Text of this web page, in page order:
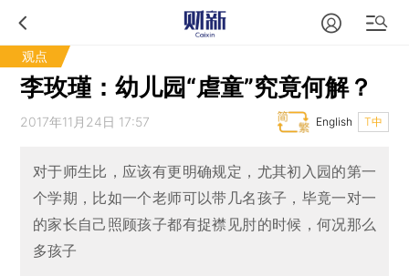
观点
李玫瑾：幼儿园“虐童”究竟何解？
2017年11月24日 17:57 T中
English
对于师生比，应该有更明确规定，尤其初入园的第一
个学期，比如一个老师可以带几名孩子，毕竟一对一
的家长自己照顾孩子都有捉襟见肘的时候，何况那么
多孩子